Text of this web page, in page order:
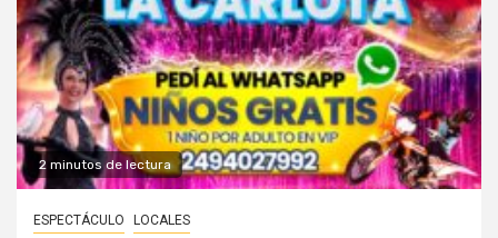
2 minutos de lectura
ESPECTÁCULO LOCALES